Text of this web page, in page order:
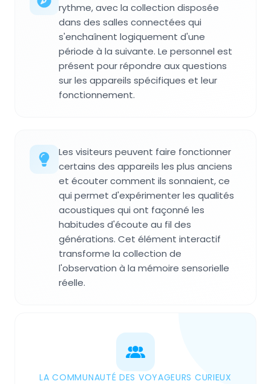
rythme, avec la collection disposée
dans des salles connectées qui
s'enchaînent logiquement d'une
période à la suivante. Le personnel est
présent pour répondre aux questions
sur les appareils spécifiques et leur
fonctionnement.
Les visiteurs peuvent faire fonctionner
certains des appareils les plus anciens
et écouter comment ils sonnaient, ce
qui permet d'expérimenter les qualités
acoustiques qui ont façonné les
habitudes d'écoute au fil des
générations. Cet élément interactif
transforme la collection de
l'observation à la mémoire sensorielle
réelle.
LA COMMUNAUTÉ DES VOYAGEURS CURIEUX